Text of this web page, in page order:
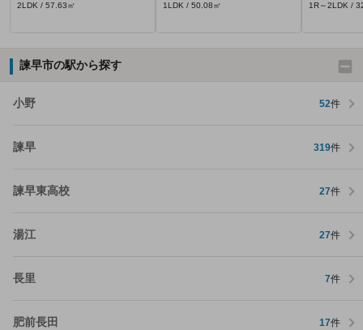
2LDK / 57.63㎡ 1LDK / 50.08㎡ 1R～2LDK /
諫早市の駅から探す
小野 52件
諫早 319件
諫早東高校 27件
湯江 27件
長里 7件
肥前長田 17件